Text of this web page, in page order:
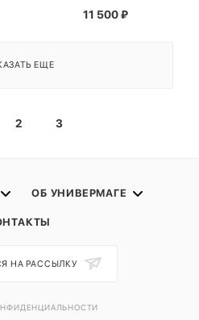
11 500₽
ЕЩЕ
2 3
ОБ УНИВЕРМАГЕ
НА РАССЫЛКУ